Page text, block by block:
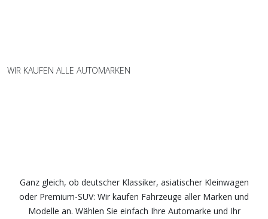
WIR KAUFEN ALLE AUTOMARKEN
Ganz gleich, ob deutscher Klassiker, asiatischer Kleinwagen
oder Premium-SUV: Wir kaufen Fahrzeuge aller Marken und
Modelle an. Wählen Sie einfach Ihre Automarke und Ihr